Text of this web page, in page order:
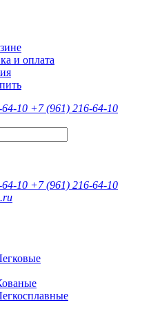
и оплата
10 +7 (961) 216-64-10
10 +7 (961) 216-64-10